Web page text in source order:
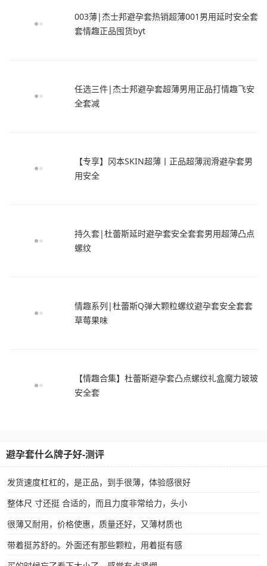
003薄|杰士邦避孕套热销超薄001男用延时安全套
套情趣正品囤货byt
任选三件|杰士邦避孕套超薄男用正品打情趣飞安
全套减
【专享】冈本SKIN超薄丨正品超薄润滑避孕套男
用安全
持久套|杜蕾斯延时避孕套安全套套男用超薄凸点
螺纹
情趣系列|杜蕾斯Q弹大颗粒螺纹避孕套安全套套
草莓果味
【情趣合集】杜蕾斯避孕套凸点螺纹礼盒魔力玻玻
安全套
避孕套什么牌子好-测评
发货速度杠杠的，是正品，到手很薄，体验感很好
整体尺 寸还挺 合适的，而且力度非常给力，头小
很薄又耐用，价格使惠，质量还好，又薄材质也
带着挺苏舒的。外面还有那些颗粒，用着挺有感